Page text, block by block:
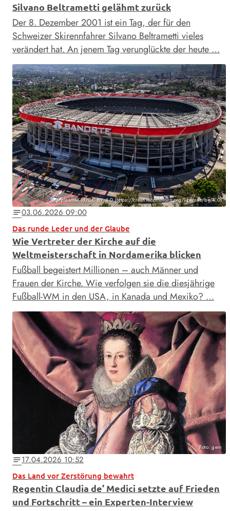
Silvano Beltrametti gelähmt zurück
Der 8. Dezember 2001 ist ein Tag, der für den
Schweizer Skirennfahrer Silvano Beltrametti vieles
verändert hat. An jenem Tag verunglückte der heute …
ProtoplasmaKid/CC BY 4.0 (https://creativecommons.org/licenses/by/4.0)
notes03.06.2026 09:00
Das runde Leder und der Glaube
Wie Vertreter der Kirche auf die
Weltmeisterschaft in Nordamerika blicken
Fußball begeistert Millionen – auch Männer und
Frauen der Kirche. Wie verfolgen sie die diesjährige
Fußball-WM in den USA, in Kanada und Mexiko? …
Foto: gem
notes17.04.2026 10:52
Das Land vor Zerstörung bewahrt
Regentin Claudia de’ Medici setzte auf Frieden
und Fortschritt – ein Experten-Interview